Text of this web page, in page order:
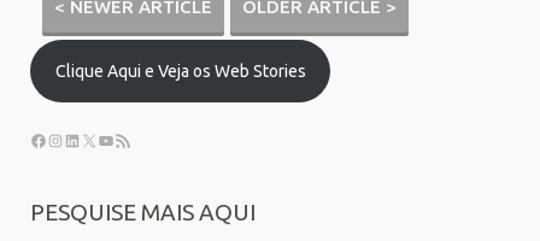
< NEWER ARTICLE OLDER ARTICLE >
Clique Aqui e Veja os Web Stories
PESQUISE MAIS AQUI